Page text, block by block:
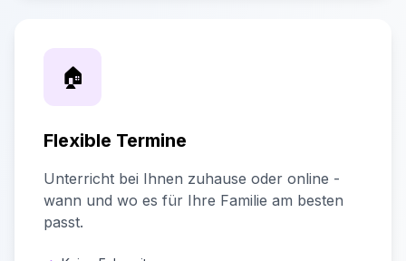
🏠
Flexible Termine
Unterricht bei Ihnen zuhause oder online -
wann und wo es für Ihre Familie am besten
passt.